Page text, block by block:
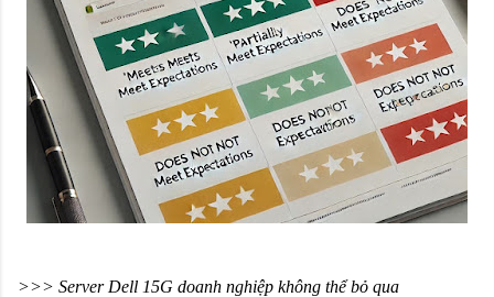
>>> Server Dell 15G doanh nghiệp không thể bỏ qua